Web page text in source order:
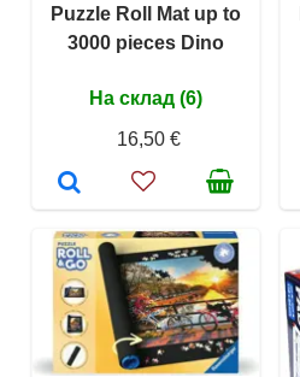
Puzzle Roll Mat up to
3000 pieces Dino
На склад (6)
16,50 €